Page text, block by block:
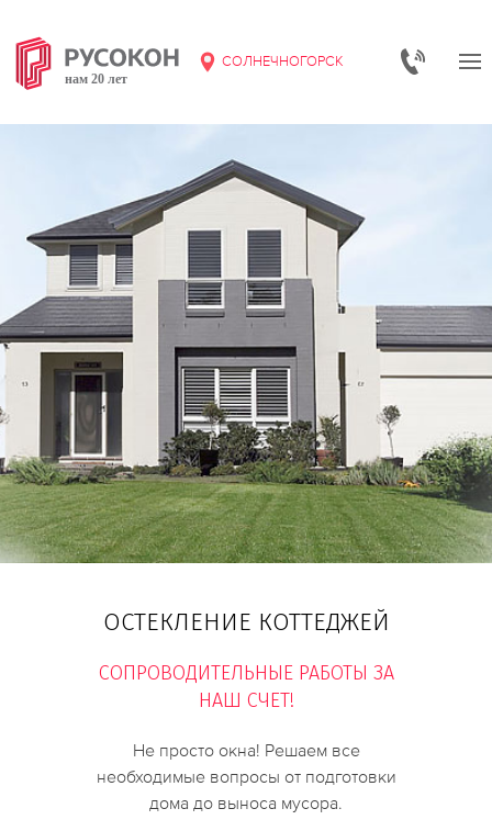
СОЛНЕЧНОГОРСК
ОСТЕКЛЕНИЕ КОТТЕДЖЕЙ
СОПРОВОДИТЕЛЬНЫЕ РАБОТЫ ЗА
НАШ СЧЕТ!
Не просто окна! Решаем все
необходимые вопросы от подготовки
дома до выноса мусора.